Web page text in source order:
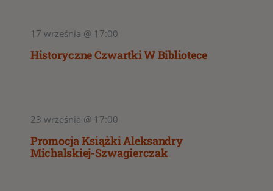
17 września @ 17:00
Historyczne Czwartki W Bibliotece
23 września @ 17:00
Promocja Książki Aleksandry
Michalskiej-Szwagierczak